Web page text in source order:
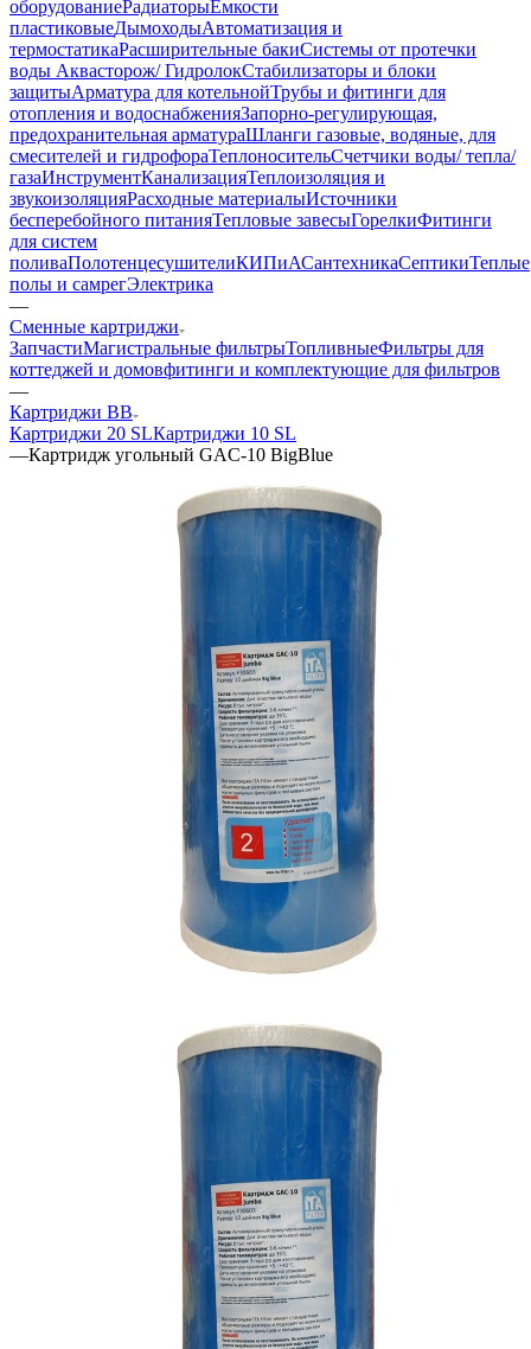
оборудованиеРадиаторыЕмкости
пластиковыеДымоходыАвтоматизация и
термостатикаРасширительные бакиСистемы от протечки
воды Аквасторож/ ГидролокСтабилизаторы и блоки
защитыАрматура для котельнойТрубы и фитинги для
отопления и водоснабженияЗапорно-регулирующая,
предохранительная арматураШланги газовые, водяные, для
смесителей и гидрофораТеплоносительСчетчики воды/ тепла/
газаИнструментКанализацияТеплоизоляция и
звукоизоляцияРасходные материалыИсточники
бесперебойного питанияТепловые завесыГорелкиФитинги
для систем
поливаПолотенцесушителиКИПиАСантехникаСептикиТеплые
полы и самрегЭлектрика
—
Сменные картриджи
ЗапчастиМагистральные фильтрыТопливныеФильтры для
коттеджей и домовфитинги и комплектующие для фильтров
—
Картриджи BB
Картриджи 20 SLКартриджи 10 SL
—Картридж угольный GAC-10 BigBlue